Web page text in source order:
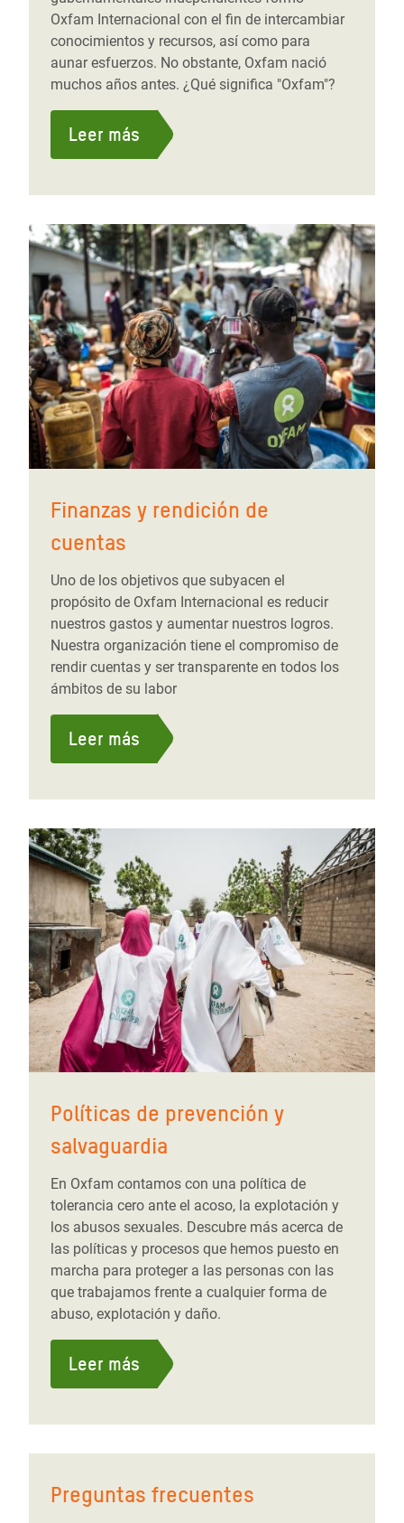
Oxfam Internacional con el fin de intercambiar
conocimientos y recursos, así como para
aunar esfuerzos. No obstante, Oxfam nació
muchos años antes. ¿Qué significa "Oxfam"?
Leer más
Finanzas y rendición de
cuentas
Uno de los objetivos que subyacen el
propósito de Oxfam Internacional es reducir
nuestros gastos y aumentar nuestros logros.
Nuestra organización tiene el compromiso de
rendir cuentas y ser transparente en todos los
ámbitos de su labor
Leer más
Políticas de prevención y
salvaguardia
En Oxfam contamos con una política de
tolerancia cero ante el acoso, la explotación y
los abusos sexuales. Descubre más acerca de
las políticas y procesos que hemos puesto en
marcha para proteger a las personas con las
que trabajamos frente a cualquier forma de
abuso, explotación y daño.
Leer más
Preguntas frecuentes